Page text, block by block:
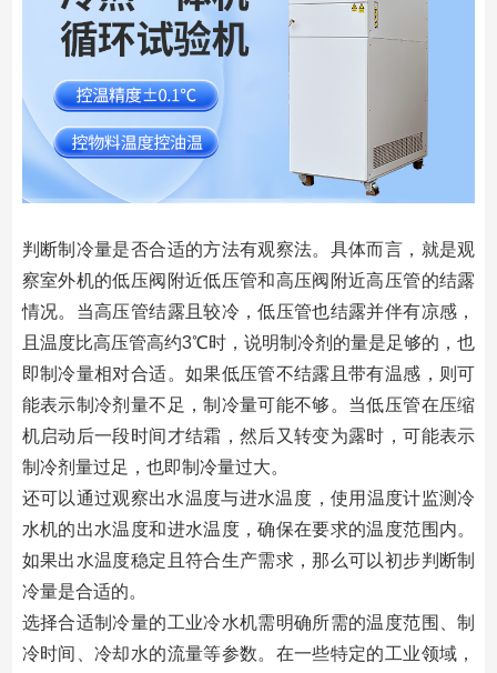
判断制冷量是否合适的方法有观察法。具体而言，就是观
察室外机的低压阀附近低压管和高压阀附近高压管的结露
情况。当高压管结露且较冷，低压管也结露并伴有凉感，
且温度比高压管高约3℃时，说明制冷剂的量是足够的，也
即制冷量相对合适。如果低压管不结露且带有温感，则可
能表示制冷剂量不足，制冷量可能不够。当低压管在压缩
机启动后一段时间才结霜，然后又转变为露时，可能表示
制冷剂量过足，也即制冷量过大。
还可以通过观察出水温度与进水温度‌，使用温度计监测冷
水机的出水温度和进水温度，确保在要求的温度范围内。
如果出水温度稳定且符合生产需求，那么可以初步判断制
冷量是合适的。
选择合适制冷量的工业冷水机需明确所需的温度范围、制
冷时间、冷却水的流量等参数。在一些特定的工业领域，